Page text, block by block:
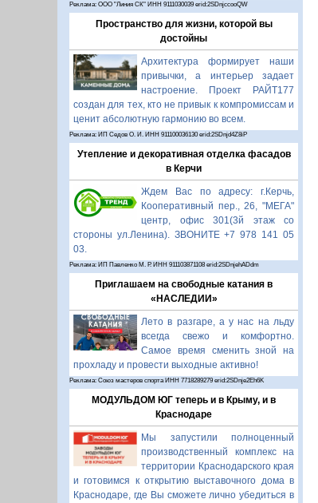
Реклама: ООО "Линия СК" ИНН 9111030039 erid:2SDnjccooQW
Пространство для жизни, которой вы
достойны
Архитектура формирует наши
привычки, а интерьер задает
настроение. Проект РАЙТ177
создан для тех, кто не привык к компромиссам и
ценит абсолютную гармонию во всем.
Реклама: ИП Седов О. И. ИНН 911100036130 erid:2SDnjd4Z8iP
Утепление и декоративная отделка фасадов
в Керчи
Ждем Вас по адресу: г.Керчь,
Кооперативный пер., 26, "МЕГА"
центр, офис 301(3й этаж со
стороны ул.Ленина). ЗВОНИТЕ +7 978 141 05
03.
Реклама: ИП Павленко М. Р. ИНН 911103871108 erid:2SDnjehADdm
Приглашаем на свободные катания в
«НАСЛЕДИИ»
Лето в разгаре, а у нас на льду
всегда свежо и комфортно.
Самое время сменить зной на
прохладу и провести выходные активно!
Реклама: Союз мастеров спорта ИНН 7718289279 erid:2SDnje2Eh6K
МОДУЛЬДОМ ЮГ теперь и в Крыму, и в
Краснодаре
Мы запустили полноценный
производственный комплекс на
территории Краснодарского края
и готовимся к открытию выставочного дома в
Краснодаре, где Вы сможете лично убедиться в